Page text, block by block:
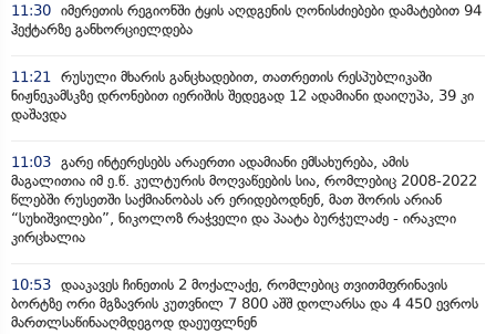
11:30 იმერეთის რეგიონში ტყის აღდგენის ღონისძიებები დამატებით 94
ჰექტარზე განხორციელდება
11:21
რუსული მხარის განცხადებით, თათრეთის რესპუბლიკაში
ნიჟნეკამსკზე დრონებით იერიშის შედეგად 12 ადამიანი დაიღუპა, 39 კი
დაშავდა
11:03 გარე ინტერესებს არაერთი ადამიანი ემსახურება, ამის
მაგალითია იმ ე.წ. კულტურის მოღვაწეების სია, რომლებიც 2008-2022
წლებში რუსეთში საქმიანობას არ ერიდებოდნენ, მათ შორის არიან
“სუხიშვილები”, ნიკოლოზ რაჭველი და პაატა ბურჭულაძე - ირაკლი
კირცხალია
10:53 დააკავეს ჩინეთის 2 მოქალაქე, რომლებიც თვითმფრინავის
ბორტზე ორი მგზავრის კუთვნილ 7 800 აშშ დოლარსა და 4 450 ევროს
მართლსაწინააღმდეგოდ დაეუფლნენ